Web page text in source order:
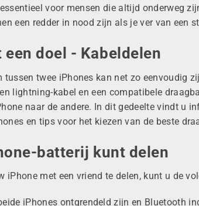
voor mensen die altijd onderweg
een redder in nood zijn als je ver van een
een doel - Kabeldelen
tussen twee iPhones kan net zo eenvoudig
lightning-kabel en een compatibele
naar de andere. In dit gedeelte vindt u
en tips voor het kiezen van de beste
batterij kunt delen
iPhone met een vriend te delen, kunt u de
iPhones ontgrendeld zijnen Bluetooth